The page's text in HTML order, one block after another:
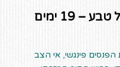
19 ימים
הפנסים פינגשי, אי הצב